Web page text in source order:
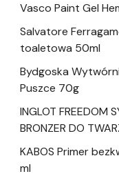
Vasco Paint Gel
Salvatore
toaletowa 50ml
Bydgoska
Puszce 70g
INGLOT FREEDOM
BRONZER DO
KABOS Primer
ml